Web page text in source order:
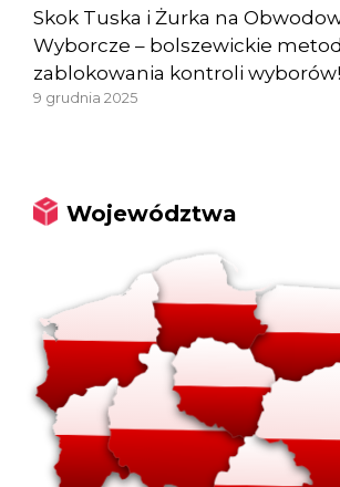
Skok Tuska i Żurka na
Wyborcze – bolszewickie
zablokowania kontroli
9 grudnia 2025
Województwa